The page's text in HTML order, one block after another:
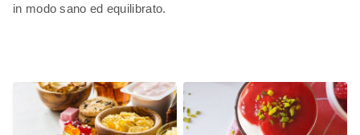
in modo sano ed equilibrato.